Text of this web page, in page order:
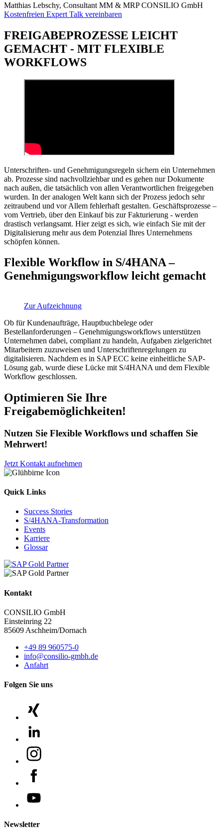
Matthias Lebschy, Consultant MM & MRPCONSILIO GmbH
Kostenfreien Expert Talk vereinbaren
FREIGABEPROZESSE LEICHT
GEMACHT - MIT FLEXIBLE
WORKFLOWS
Unterschriften- und Genehmigungsregeln sichern ein Unternehmen
ab. Prozesse sind nachvollziehbar und es gehen nur Dokumente
nach außen, die tatsächlich von allen Verantwortlichen freigegeben
wurden. In der analogen Welt kann sich der Prozess jedoch sehr
zeitraubend und vor Allem fehlerhaft gestalten. Geschäftsprozesse –
vom Vertrieb, über den Einkauf bis zur Fakturierung - werden
drastisch verlangsamt. Hier zeigt es sich, wie einfach Sie mit der
Digitalisierung mehr aus dem Potenzial Ihres Unternehmens
schöpfen können.
Flexible Workflow in S/4HANA –
Genehmigungsworkflow leicht gemacht
Zur Aufzeichnung
Ob für Kundenaufträge, Hauptbuchbelege oder
Bestellanforderungen – Genehmigungsworkflows unterstützen
Unternehmen dabei, compliant zu handeln, Aufgaben zielgerichtet
Mitarbeitern zuzuweisen und Unterschriftenregelungen zu
digitalisieren. Nachdem es in SAP ECC keine einheitliche SAP-
Lösung gab, wurde diese Lücke mit S/4HANA und dem Flexible
Workflow geschlossen.
Optimieren Sie Ihre
Freigabemöglichkeiten!
Nutzen Sie Flexible Workflows und schaffen Sie
Mehrwert!
Jetzt Kontakt aufnehmen
Quick Links
Success Stories
S/4HANA-Transformation
Events
Karriere
Glossar
Kontakt
CONSILIO GmbH
Einsteinring 22
85609 Aschheim/Dornach
+49 89 960575-0
info@consilio-gmbh.de
Anfahrt
Folgen Sie uns
Newsletter